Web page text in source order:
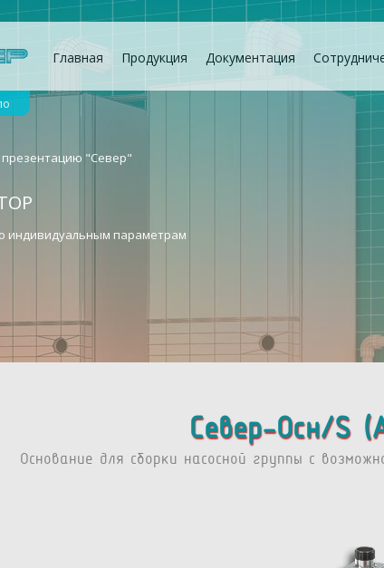
Главная Продукция Документация
"Север"
индивидуальным параметрам
Север-Осн/S
Основание для сборки насосной группы с